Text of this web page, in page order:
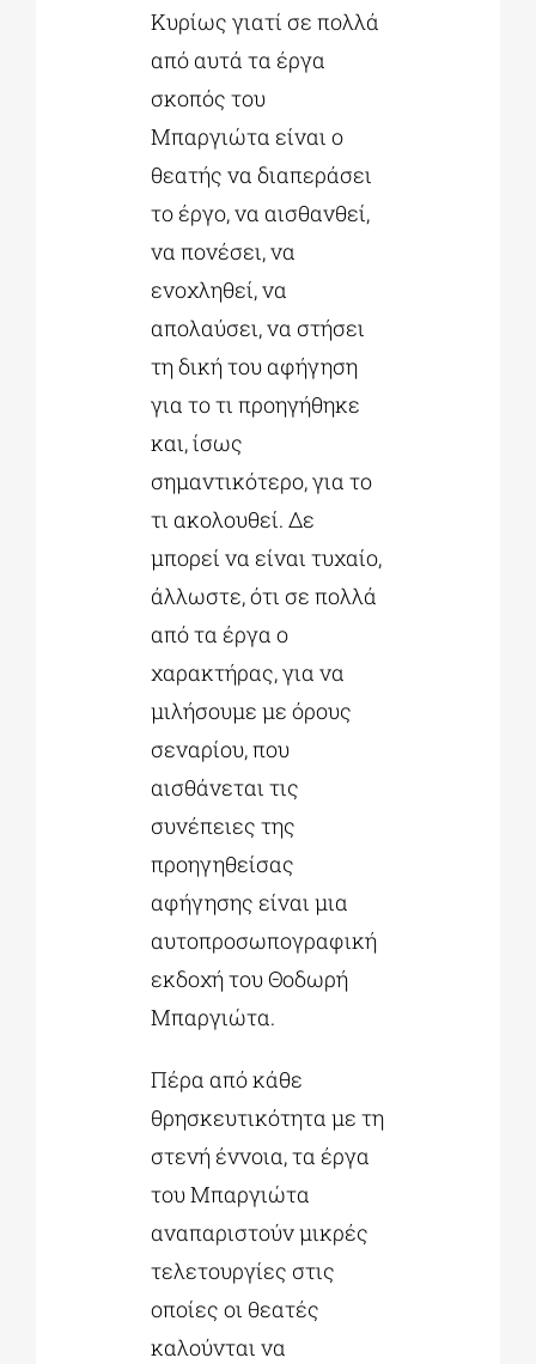
Κυρίως γιατί σε πολλά
από αυτά τα έργα
σκοπός του
Μπαργιώτα είναι ο
θεατής να διαπεράσει
το έργο, να αισθανθεί,
να πονέσει, να
ενοχληθεί, να
απολαύσει, να στήσει
τη δική του αφήγηση
για το τι προηγήθηκε
και, ίσως
σημαντικότερο, για το
τι ακολουθεί. Δε
μπορεί να είναι τυχαίο,
άλλωστε, ότι σε πολλά
από τα έργα ο
χαρακτήρας, για να
μιλήσουμε με όρους
σεναρίου, που
αισθάνεται τις
συνέπειες της
προηγηθείσας
αφήγησης είναι μια
αυτοπροσωπογραφική
εκδοχή του Θοδωρή
Μπαργιώτα.
Πέρα από κάθε
θρησκευτικότητα με τη
στενή έννοια, τα έργα
του Μπαργιώτα
αναπαριστούν μικρές
τελετουργίες στις
οποίες οι θεατές
καλούνται να